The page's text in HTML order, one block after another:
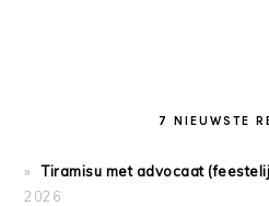
7 NIEUWSTE
Tiramisu met advocaat
2026